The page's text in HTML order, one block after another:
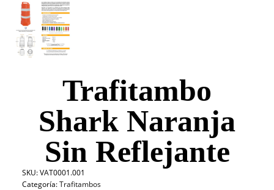
Trafitambo
Shark Naranja
Sin Reflejante
SKU:VAT0001.001
Categoría:Trafitambos